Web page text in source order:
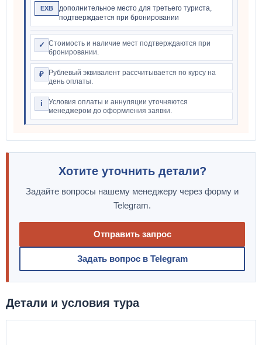
EXB
дополнительное место для третьего туриста,
подтверждается при бронировании
✓
Стоимость и наличие мест подтверждаются при
бронировании.
₽
Рублевый эквивалент рассчитывается по курсу на
день оплаты.
i
Условия оплаты и аннуляции уточняются
менеджером до оформления заявки.
Хотите уточнить детали?
Задайте вопросы нашему менеджеру через форму и
Telegram.
Отправить запрос
Задать вопрос в Telegram
Детали и условия тура